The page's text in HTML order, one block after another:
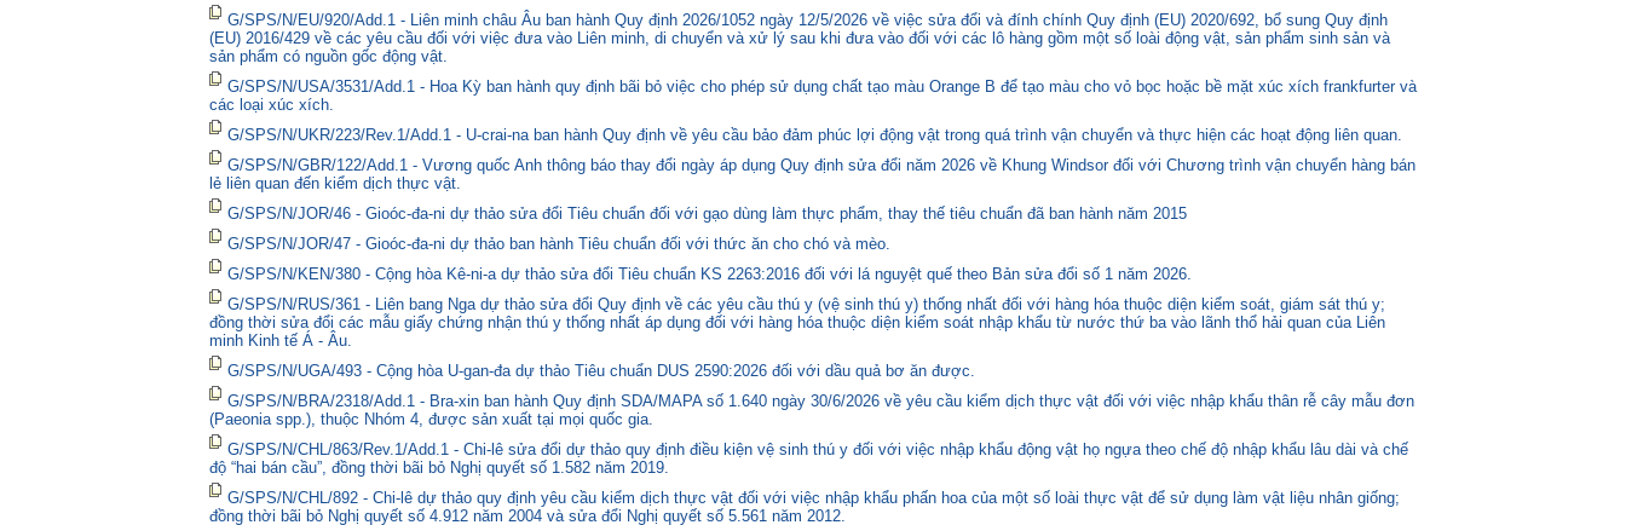
G/SPS/N/EU/920/Add.1 - Liên minh châu Âu ban hành Quy định 2026/1052 ngày 12/5/2026 về việc sửa đổi và đính chính Quy định (EU) 2020/692, bổ sung Quy định
(EU) 2016/429 về các yêu cầu đối với việc đưa vào Liên minh, di chuyển và xử lý sau khi đưa vào đối với các lô hàng gồm một số loài động vật, sản phẩm sinh sản và
sản phẩm có nguồn gốc động vật.
G/SPS/N/USA/3531/Add.1 - Hoa Kỳ ban hành quy định bãi bỏ việc cho phép sử dụng chất tạo màu Orange B để tạo màu cho vỏ bọc hoặc bề mặt xúc xích frankfurter và
các loại xúc xích.
G/SPS/N/UKR/223/Rev.1/Add.1 - U-crai-na ban hành Quy định về yêu cầu bảo đảm phúc lợi động vật trong quá trình vận chuyển và thực hiện các hoạt động liên quan.
G/SPS/N/GBR/122/Add.1 - Vương quốc Anh thông báo thay đổi ngày áp dụng Quy định sửa đổi năm 2026 về Khung Windsor đối với Chương trình vận chuyển hàng bán
lẻ liên quan đến kiểm dịch thực vật.
G/SPS/N/JOR/46 - Gioóc-đa-ni dự thảo sửa đổi Tiêu chuẩn đối với gạo dùng làm thực phẩm, thay thế tiêu chuẩn đã ban hành năm 2015
G/SPS/N/JOR/47 - Gioóc-đa-ni dự thảo ban hành Tiêu chuẩn đối với thức ăn cho chó và mèo.
G/SPS/N/KEN/380 - Cộng hòa Kê-ni-a dự thảo sửa đổi Tiêu chuẩn KS 2263:2016 đối với lá nguyệt quế theo Bản sửa đổi số 1 năm 2026.
G/SPS/N/RUS/361 - Liên bang Nga dự thảo sửa đổi Quy định về các yêu cầu thú y (vệ sinh thú y) thống nhất đối với hàng hóa thuộc diện kiểm soát, giám sát thú y;
đồng thời sửa đổi các mẫu giấy chứng nhận thú y thống nhất áp dụng đối với hàng hóa thuộc diện kiểm soát nhập khẩu từ nước thứ ba vào lãnh thổ hải quan của Liên
minh Kinh tế Á - Âu.
G/SPS/N/UGA/493 - Cộng hòa U-gan-đa dự thảo Tiêu chuẩn DUS 2590:2026 đối với dầu quả bơ ăn được.
G/SPS/N/BRA/2318/Add.1 - Bra-xin ban hành Quy định SDA/MAPA số 1.640 ngày 30/6/2026 về yêu cầu kiểm dịch thực vật đối với việc nhập khẩu thân rễ cây mẫu đơn
(Paeonia spp.), thuộc Nhóm 4, được sản xuất tại mọi quốc gia.
G/SPS/N/CHL/863/Rev.1/Add.1 - Chi-lê sửa đổi dự thảo quy định điều kiện vệ sinh thú y đối với việc nhập khẩu động vật họ ngựa theo chế độ nhập khẩu lâu dài và chế
độ “hai bán cầu”, đồng thời bãi bỏ Nghị quyết số 1.582 năm 2019.
G/SPS/N/CHL/892 - Chi-lê dự thảo quy định yêu cầu kiểm dịch thực vật đối với việc nhập khẩu phấn hoa của một số loài thực vật để sử dụng làm vật liệu nhân giống;
đồng thời bãi bỏ Nghị quyết số 4.912 năm 2004 và sửa đổi Nghị quyết số 5.561 năm 2012.